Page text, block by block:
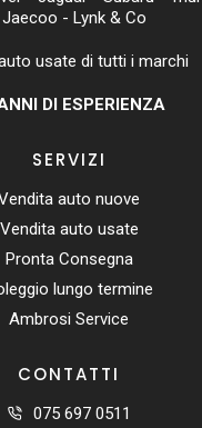
- Lynk & Co
usate di tutti i marchi
DI ESPERIENZA
SERVIZI
auto nuove
Vendita auto usate
Pronta Consegna
lungo termine
Ambrosi Service
CONTATTI
075 697 0511